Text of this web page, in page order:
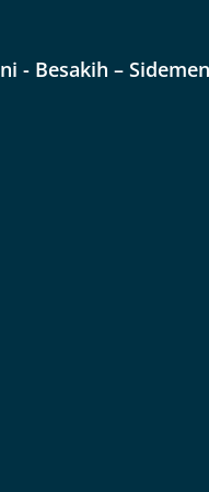
- Besakih – Sidemen